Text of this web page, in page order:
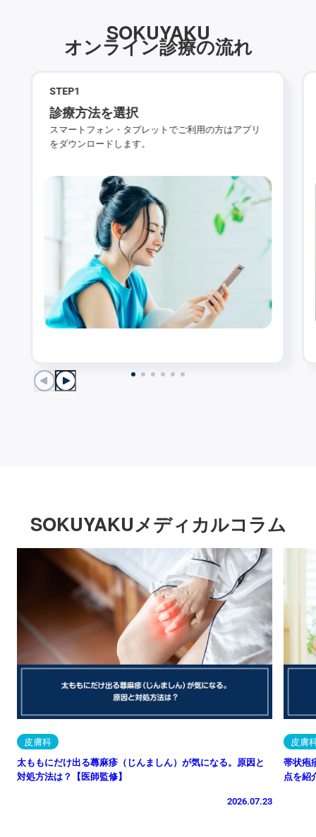
SOKUYAKU
オンライン診療の流れ
STEP1
診療方法を選択
スマートフォン・タブレットでご利用の方はアプリ
をダウンロードします。
SOKUYAKUメディカルコラム
皮膚科
太ももにだけ出る蕁麻疹（じんましん）が気になる。原因と
対処方法は？【医師監修】
2026.07.23
皮膚
帯状疱
点を紹